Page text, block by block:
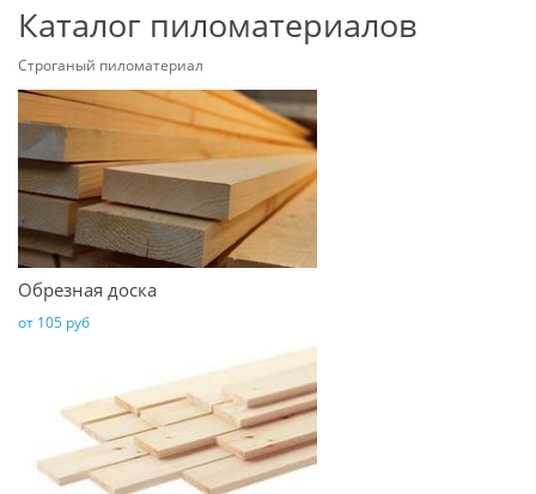
Каталог пиломатериалов
Строганый пиломатериал
Обрезная доска
от 105 руб